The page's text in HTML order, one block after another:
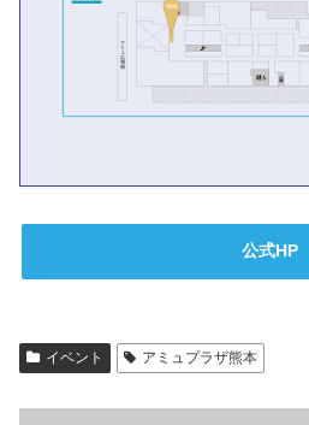
公式HP
イベント アミュプラザ熊本